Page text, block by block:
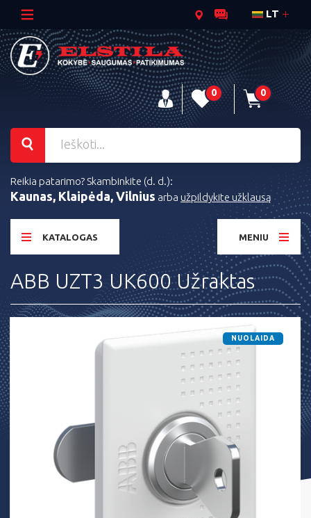
LT
0 0
Reikia patarimo? Skambinkite (d. d.):
Kaunas, Klaipėda, Vilnius arba užpildykite užklausą
KATALOGAS MENIU
ABB UZT3 UK600 Užraktas
NUOLAIDA